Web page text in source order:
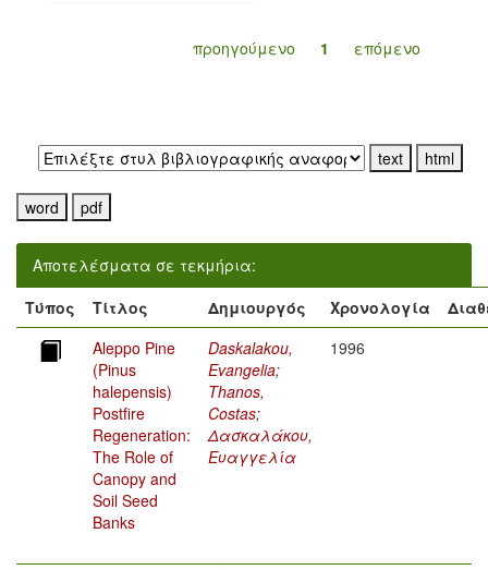
προηγούμενο 1 επόμενο
Αποτελέσματα σε τεκμήρια:
Τύπος
Τίτλος Δημιουργός Χρονολογία
Aleppo Pine
(Pinus
halepensis)
Postfire
Regeneration:
The Role of
Canopy and
Soil Seed
Banks
Daskalakou,
Evangelia;
Thanos,
Costas;
Δασκαλάκου,
Ευαγγελία
1996